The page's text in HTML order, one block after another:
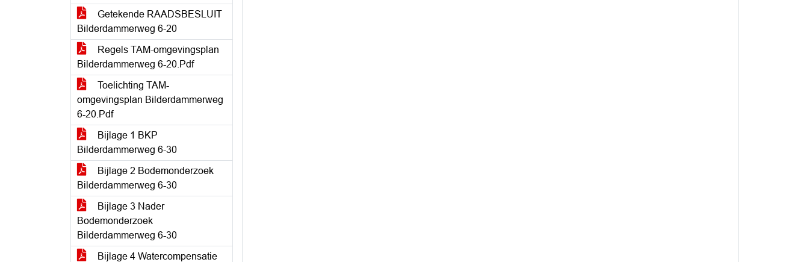
Getekende RAADSBESLUIT
Bilderdammerweg 6-20
Regels TAM-omgevingsplan
Bilderdammerweg 6-20.Pdf
Toelichting TAM-
omgevingsplan Bilderdammerweg
6-20.Pdf
Bijlage 1 BKP
Bilderdammerweg 6-30
Bijlage 2 Bodemonderzoek
Bilderdammerweg 6-30
Bijlage 3 Nader
Bodemonderzoek
Bilderdammerweg 6-30
Bijlage 4 Watercompensatie